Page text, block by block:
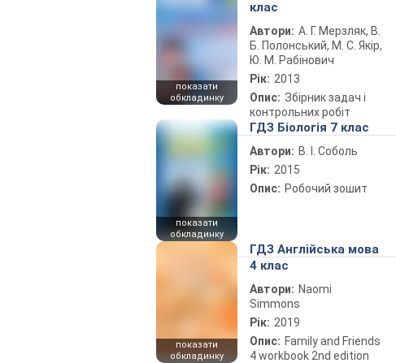
показати
обкладинку
клас
Автори: А. Г. Мерзляк, В.
Б. Полонський, М. С. Якір,
Ю. М. Рабінович
Рік: 2013
Опис: Збірник задач і
контрольних робіт
показати
обкладинку
ГДЗ Біологія 7 клас
Автори: В. І. Соболь
Рік: 2015
Опис: Робочий зошит
показати
обкладинку
ГДЗ Англійська мова
4 клас
Автори: Naomi
Simmons
Рік: 2019
Опис: Family and Friends
4 workbook 2nd edition